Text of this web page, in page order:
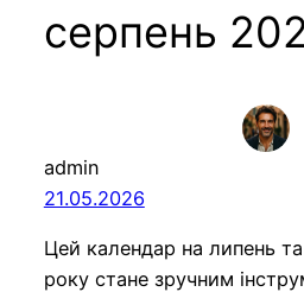
серпень
admin
21.05.2026
Цей календар на липень
року стане зручним